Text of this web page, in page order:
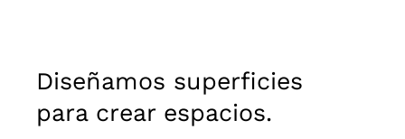
Diseñamos superficies
para crear espacios.